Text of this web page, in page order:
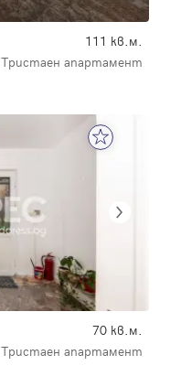
111 кв.м.
Тристаен апартамент
70 кв.м.
Тристаен апартамент